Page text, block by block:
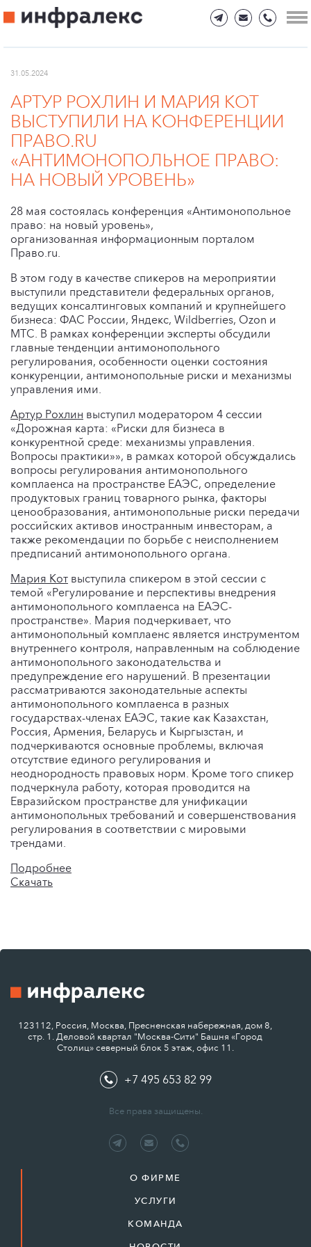
31.05.2024
АРТУР РОХЛИН И МАРИЯ КОТ
ВЫСТУПИЛИ НА КОНФЕРЕНЦИИ
ПРАВО.RU
«АНТИМОНОПОЛЬНОЕ ПРАВО:
НА НОВЫЙ УРОВЕНЬ»
28 мая состоялась конференция «Антимонопольное
право: на новый уровень»,
организованная информационным порталом
Право.ru.
В этом году в качестве спикеров на мероприятии
выступили представители федеральных органов,
ведущих консалтинговых компаний и крупнейшего
бизнеса: ФАС России, Яндекс, Wildberries, Ozon и
МТС. В рамках конференции эксперты обсудили
главные тенденции антимонопольного
регулирования, особенности оценки состояния
конкуренции, антимонопольные риски и механизмы
управления ими.
Артур Рохлин выступил модератором 4 сессии
«Дорожная карта: «Риски для бизнеса в
конкурентной среде: механизмы управления.
Вопросы практики»», в рамках которой обсуждались
вопросы регулирования антимонопольного
комплаенса на пространстве ЕАЭС, определение
продуктовых границ товарного рынка, факторы
ценообразования, антимонопольные риски передачи
российских активов иностранным инвесторам, а
также рекомендации по борьбе с неисполнением
предписаний антимонопольного органа.
Мария Кот выступила спикером в этой сессии с
темой «Регулирование и перспективы внедрения
антимонопольного комплаенса на ЕАЭС-
пространстве». Мария подчеркивает, что
антимонопольный комплаенс является инструментом
внутреннего контроля, направленным на соблюдение
антимонопольного законодательства и
предупреждение его нарушений. В презентации
рассматриваются законодательные аспекты
антимонопольного комплаенса в разных
государствах-членах ЕАЭС, такие как Казахстан,
Россия, Армения, Беларусь и Кыргызстан, и
подчеркиваются основные проблемы, включая
отсутствие единого регулирования и
неоднородность правовых норм. Кроме того спикер
подчеркнула работу, которая проводится на
Евразийском пространстве для унификации
антимонопольных требований и совершенствования
регулирования в соответствии с мировыми
трендами.
Подробнее
Скачать
123112, Россия, Москва, Пресненская набережная, дом 8,
стр. 1. Деловой квартал "Москва-Сити" Башня «Город
Столиц» северный блок 5 этаж, офис 11.
+7 495 653 82 99
Все права защищены.
О ФИРМЕ
УСЛУГИ
КОМАНДА